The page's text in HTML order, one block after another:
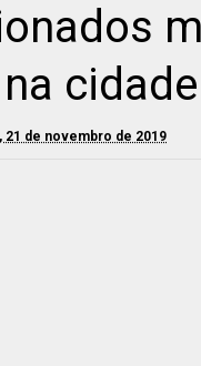
21 de novembro de 2019